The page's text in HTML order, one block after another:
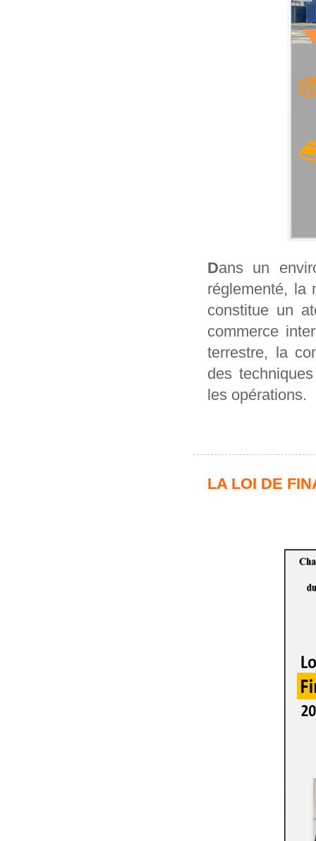
Dans un
réglementé, la
constitue un
commerce
terrestre, la
des
les opérations.
LA LOI DE